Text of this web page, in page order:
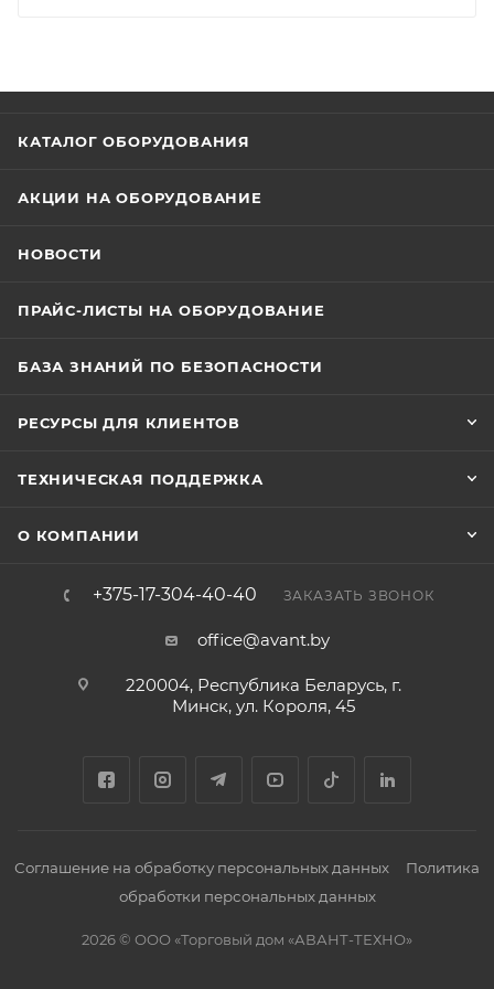
КАТАЛОГ ОБОРУДОВАНИЯ
АКЦИИ НА ОБОРУДОВАНИЕ
НОВОСТИ
ПРАЙС-ЛИСТЫ НА ОБОРУДОВАНИЕ
БАЗА ЗНАНИЙ ПО БЕЗОПАСНОСТИ
РЕСУРСЫ ДЛЯ КЛИЕНТОВ
ТЕХНИЧЕСКАЯ ПОДДЕРЖКА
О КОМПАНИИ
+375-17-304-40-40 ЗАКАЗАТЬ ЗВОНОК
office@avant.by
220004, Республика Беларусь, г.
Минск, ул. Короля, 45
Соглашение на обработку персональных данных
Политика
обработки персональных данных
2026 © ООО «Торговый дом «АВАНТ-ТЕХНО»